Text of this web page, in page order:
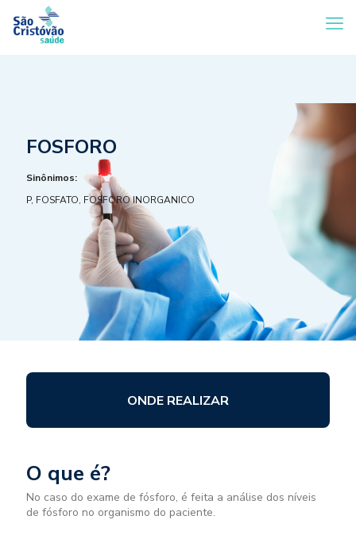
FOSFORO
Sinônimos:
P, FOSFATO, FOSFORO INORGANICO
ONDE REALIZAR
O que é?
No caso do exame de fósforo, é feita a análise dos níveis
de fósforo no organismo do paciente.